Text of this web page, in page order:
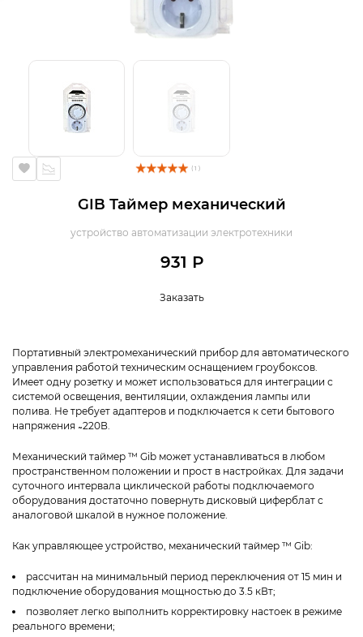
( 1 )
GIB Таймер механический
устройство автоматизации электротехники
931 Р
Заказать
Портативный электромеханический прибор для автоматического
управления работой техническим оснащением гроубоксов.
Имеет одну розетку и может использоваться для интеграции с
системой освещения, вентиляции, охлаждения лампы или
полива. Не требует адаптеров и подключается к сети бытового
напряжения ̴ 220В.
Механический таймер ™ Gib может устанавливаться в любом
пространственном положении и прост в настройках. Для задачи
суточного интервала циклической работы подключаемого
оборудования достаточно повернуть дисковый циферблат с
аналоговой шкалой в нужное положение.
Как управляющее устройство, механический таймер ™ Gib:
рассчитан на минимальный период переключения от 15 мин и
подключение оборудования мощностью до 3.5 кВт;
позволяет легко выполнить корректировку настоек в режиме
реального времени;